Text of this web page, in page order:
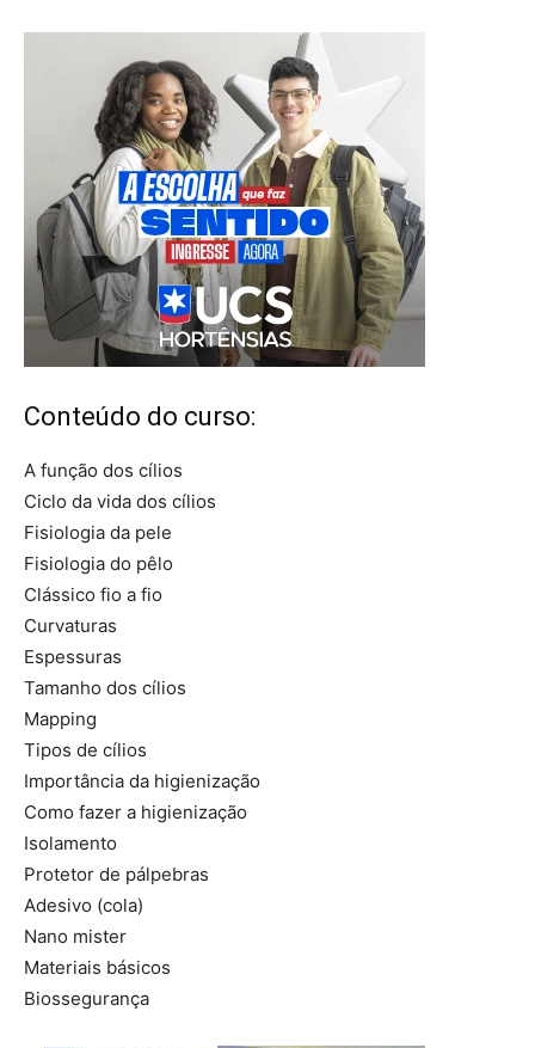
Conteúdo do curso:
A função dos cílios
Ciclo da vida dos cílios
Fisiologia da pele
Fisiologia do pêlo
Clássico fio a fio
Curvaturas
Espessuras
Tamanho dos cílios
Mapping
Tipos de cílios
Importância da higienização
Como fazer a higienização
Isolamento
Protetor de pálpebras
Adesivo (cola)
Nano mister
Materiais básicos
Biossegurança